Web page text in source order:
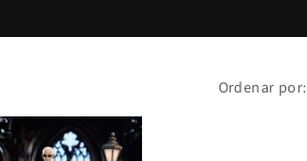
o
e
Ordenar por: